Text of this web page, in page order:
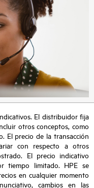
El distribuidor fija
otros conceptos, como
El precio de la transacción
con respecto a otros
El precio indicativo
tiempo limitado. HPE se
en cualquier momento
cambios en las